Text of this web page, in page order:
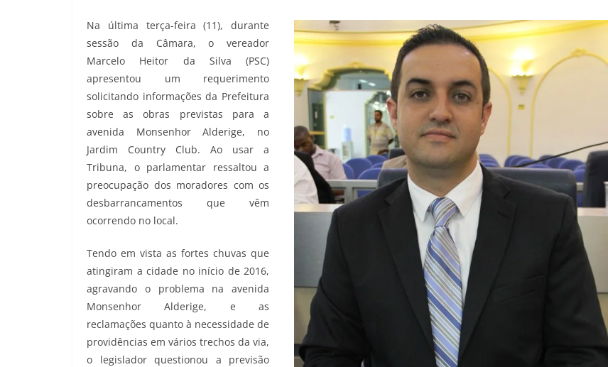
Na última terça-feira (11), durante
sessão da Câmara, o vereador
Marcelo Heitor da Silva (PSC)
apresentou um requerimento
solicitando informações da Prefeitura
sobre as obras previstas para a
avenida Monsenhor Alderige, no
Jardim Country Club. Ao usar a
Tribuna, o parlamentar ressaltou a
preocupação dos moradores com os
desbarrancamentos que vêm
ocorrendo no local.
Tendo em vista as fortes chuvas que
atingiram a cidade no início de 2016,
agravando o problema na avenida
Monsenhor Alderige, e as
reclamações quanto à necessidade de
providências em vários trechos da via,
o legislador questionou a previsão